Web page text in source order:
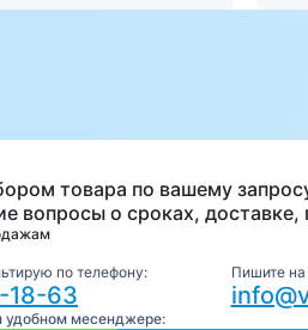
товара по вашему
вопросы о сроках, доставке,
по телефону:
18-63
Пишите
удобном месенджере: